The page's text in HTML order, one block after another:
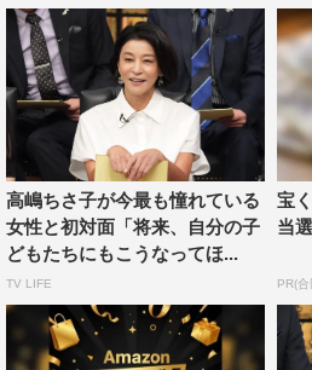
高嶋ちさ子が今最も憧れている
女性と初対面「将来、自分の子
どもたちにもこうなってほ...
TV LIFE
宝
当
PR(